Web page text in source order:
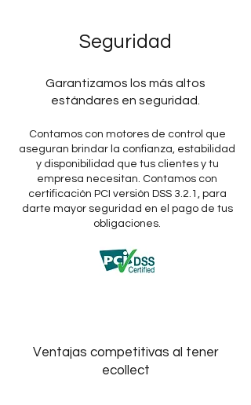
Seguridad
Garantizamos los más altos
estándares en seguridad.
Contamos con motores de control que
aseguran brindar la confianza, estabilidad
y disponibilidad que tus clientes y tu
empresa necesitan. Contamos con
certificación PCI versión DSS 3.2.1, para
darte mayor seguridad en el pago de tus
obligaciones.
Ventajas competitivas al tener
ecollect